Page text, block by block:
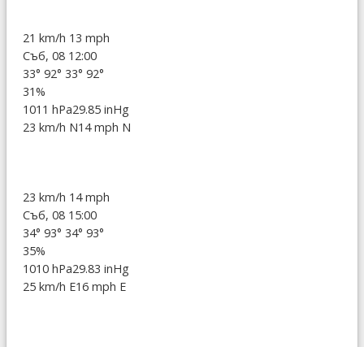
21 km/h 13 mph
Съб, 08 12:00
33° 92° 33° 92°
31%
1011 hPa29.85 inHg
23 km/h N14 mph N
23 km/h 14 mph
Съб, 08 15:00
34° 93° 34° 93°
35%
1010 hPa29.83 inHg
25 km/h E16 mph E